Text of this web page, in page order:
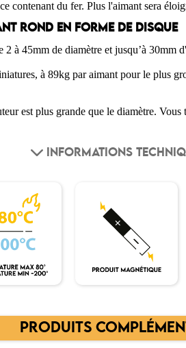
contenant du fer. Plus l'aimant sera
ROND EN FORME DE DISQUE
à 45mm de diamètre et jusqu’à 30mm
à 89kg par aimant pour le plus
est plus grande que le diamètre.
INFORMATIONS
PRODUITS